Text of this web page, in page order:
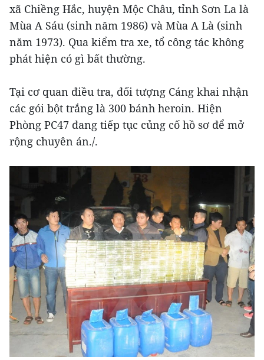
xã Chiềng Hắc, huyện Mộc Châu, tỉnh Sơn La là
Mùa A Sáu (sinh năm 1986) và Mùa A Là (sinh
năm 1973). Qua kiểm tra xe, tổ công tác không
phát hiện có gì bất thường.
Tại cơ quan điều tra, đối tượng Cáng khai nhận
các gói bột trắng là 300 bánh heroin. Hiện
Phòng PC47 đang tiếp tục củng cố hồ sơ để mở
rộng chuyên án./.